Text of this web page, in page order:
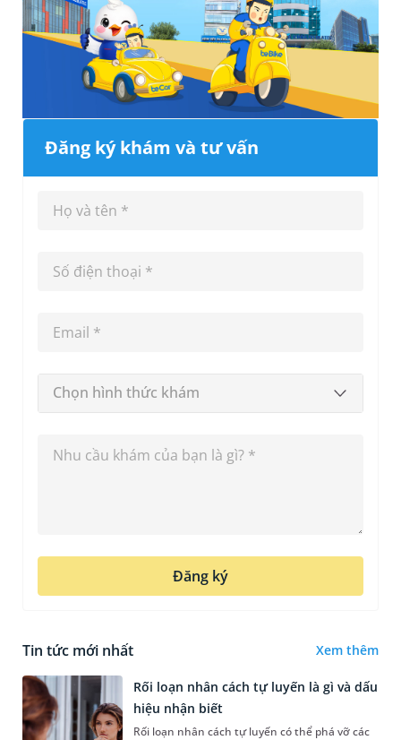
Đăng ký khám và tư vấn
Chọn hình thức khám
Đăng ký
Tin tức mới nhất Xem thêm
Rối loạn nhân cách tự luyến là gì và dấu
hiệu nhận biết
Rối loạn nhân cách tự luyến có thể phá vỡ các